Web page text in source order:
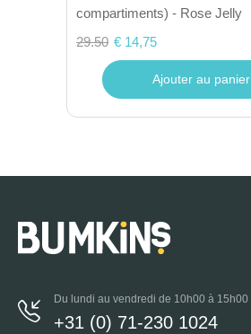
compartiments) - Rose Jelly
29.50 € 14,75
Ajouter au panier
Du lundi au vendredi de 10h00 à 15h00
+31 (0) 71-230 1024